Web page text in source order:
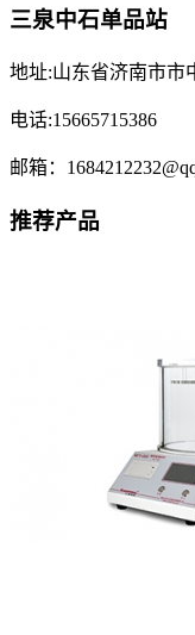
三泉中石单品站
地址:山东省济南市市
电话:15665715386
邮箱：
推荐产品